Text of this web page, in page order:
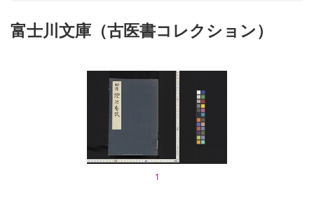
富士川文庫（古医書コレクション）
1